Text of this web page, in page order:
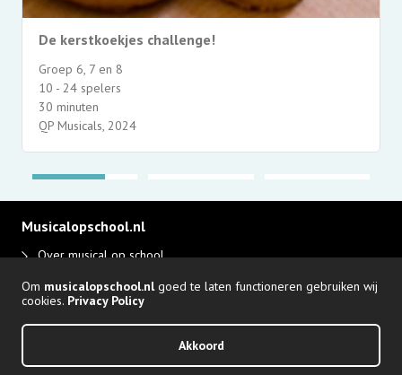
De kerstkoekjes challenge!
Groep 6, 7 en 8
10 - 24 spelers
30 minuten
QP Musicals, 2024
Om musicalopschool.nlgoed te laten functioneren gebruiken wij
cookies. Privacy Policy
Akkoord
Musicalopschool.nl
Over musical op school
Adverteren
Login Producent